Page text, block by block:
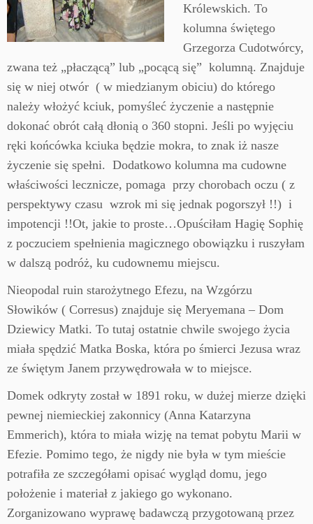
Królewskich. To
kolumna świętego
Grzegorza Cudotwórcy,
zwana też „płaczącą” lub „pocącą się” kolumną. Znajduje
się w niej otwór ( w miedzianym obiciu) do którego
należy włożyć kciuk, pomyśleć życzenie a następnie
dokonać obrót całą dłonią o 360 stopni. Jeśli po wyjęciu
ręki końcówka kciuka będzie mokra, to znak iż nasze
życzenie się spełni. Dodatkowo kolumna ma cudowne
właściwości lecznicze, pomaga przy chorobach oczu ( z
perspektywy czasu wzrok mi się jednak pogorszył !!) i
impotencji !!Ot, jakie to proste…Opuściłam Hagię Sophię
z poczuciem spełnienia magicznego obowiązku i ruszyłam
w dalszą podróż, ku cudownemu miejscu.
Nieopodal ruin starożytnego Efezu, na Wzgórzu
Słowików ( Corresus) znajduje się Meryemana – Dom
Dziewicy Matki. To tutaj ostatnie chwile swojego życia
miała spędzić Matka Boska, która po śmierci Jezusa wraz
ze świętym Janem przywędrowała w to miejsce.
Domek odkryty został w 1891 roku, w dużej mierze dzięki
pewnej niemieckiej zakonnicy (Anna Katarzyna
Emmerich), która to miała wizję na temat pobytu Marii w
Efezie. Pomimo tego, że nigdy nie była w tym mieście
potrafiła ze szczegółami opisać wygląd domu, jego
położenie i materiał z jakiego go wykonano.
Zorganizowano wyprawę badawczą przygotowaną przez